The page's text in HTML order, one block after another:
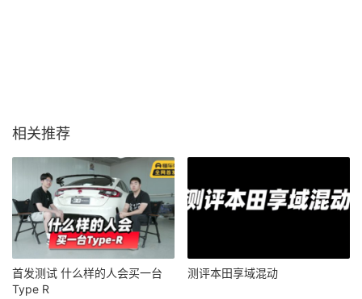
相关推荐
首发测试 什么样的人会买一台
Type R
测评本田享域混动